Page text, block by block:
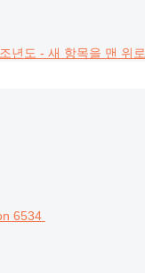
년도 - 새 항목을 맨 위로